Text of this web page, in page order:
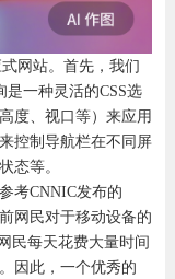
网站。首先，我们
是一种灵活的CSS选
度、视口等）来应用
控制导航栏在不同屏
态等。
考CNNIC发布的
网民对于移动设备的
民每天花费大量时间
因此，一个优秀的